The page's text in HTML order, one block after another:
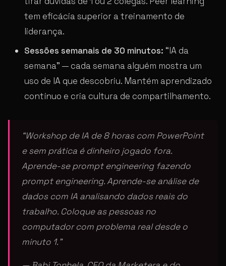
tem eficácia superior a treinamento de
liderança.
Sessões semanais de 30 minutos: “IA da
semana” — cada semana alguém mostra um
uso de IA que descobriu. Mantém aprendizado
contínuo e cria cultura de compartilhamento.
“Workshop de IA de 8 horas com PowerPoint
e sem prática é dinheiro jogado fora.
Aprende-se prompt engineering fazendo
prompt engineering. Aprende-se análise de
dados com IA analisando dados reais do
trabalho. Coloque as pessoas no
computador com problema real desde o
minuto 1.”